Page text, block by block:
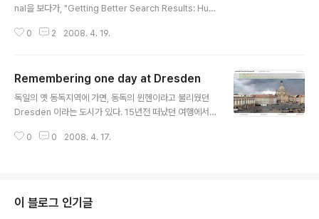
nal을 보다가, "Getting Better Search Results: Hum
기사를 보게 됐다. (어라. 이거 2008년 5월호다 -_-;;; 미
이런 표현을 본 적은 대학에서 배웠던 Computer-Aide
d Design (CAD) 이라든가 Manufacturing (CAM), E
ngineering (CAE) 같은 명칭을 통해서 였다. 학과 과정
라..
0 2 2008. 4. 19.
Remembering one day at Dresden
독일의 옛 동독지역에 가면, 동독의 뮌헨이라고 불리웠던
Dresden 이라는 도시가 있다. 15년전 떠났던 여행에서
구였는데, 덩치가 크고 소심하고 눈이 깊은 사람이었던 것
에 있다가 독일에도 갈 꺼라고 하니까, 자기네 도시로 오면
연락하라고 집 전화를 줬고, 딱이 일정에 얽매이지 않았던
0 0 2008. 4. 17.
이 블로그 인기글